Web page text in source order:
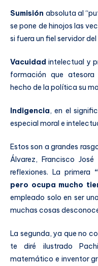
Sumisión absoluta al
se pone de hinojos las
si fuera un fiel servidor
Vacuidad intelectual y
formación que
hecho de la política su
Indigencia, en el
especial moral e
Estos son a grandes
Álvarez, Francisco
reflexiones. La primera
pero ocupa mucho
empleado solo en ser
muchas cosas
La segunda, ya que no
te diré ilustrado
matemático e inventor